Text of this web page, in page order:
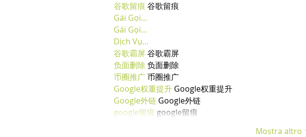
谷歌留痕 谷歌留痕
Gái Gọi…
Gái Gọi…
Dịch Vụ…
谷歌霸屏 谷歌霸屏
负面删除 负面删除
币圈推广 币圈推广
Google权重提升 Google权重提升
Google外链 Google外链
google留痕 google留痕
Mostra altro